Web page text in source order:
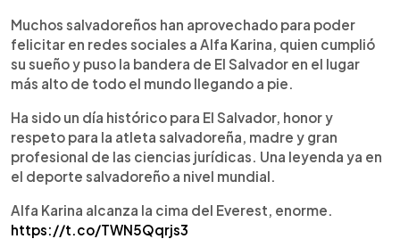
Muchos salvadoreños han aprovechado para poder
felicitar en redes sociales a Alfa Karina, quien cumplió
su sueño y puso la bandera de El Salvador en el lugar
más alto de todo el mundo llegando a pie.
Ha sido un día histórico para El Salvador, honor y
respeto para la atleta salvadoreña, madre y gran
profesional de las ciencias jurídicas. Una leyenda ya en
el deporte salvadoreño a nivel mundial.
Alfa Karina alcanza la cima del Everest, enorme.
https://t.co/TWN5Qqrjs3